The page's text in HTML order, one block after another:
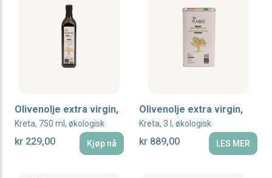
Olivenolje extra virgin,
Kreta, 750 ml, økologisk
kr 229,00 Kjøp nå
Olivenolje extra virgin,
Kreta, 3 l, økologisk
kr 889,00 LES MER